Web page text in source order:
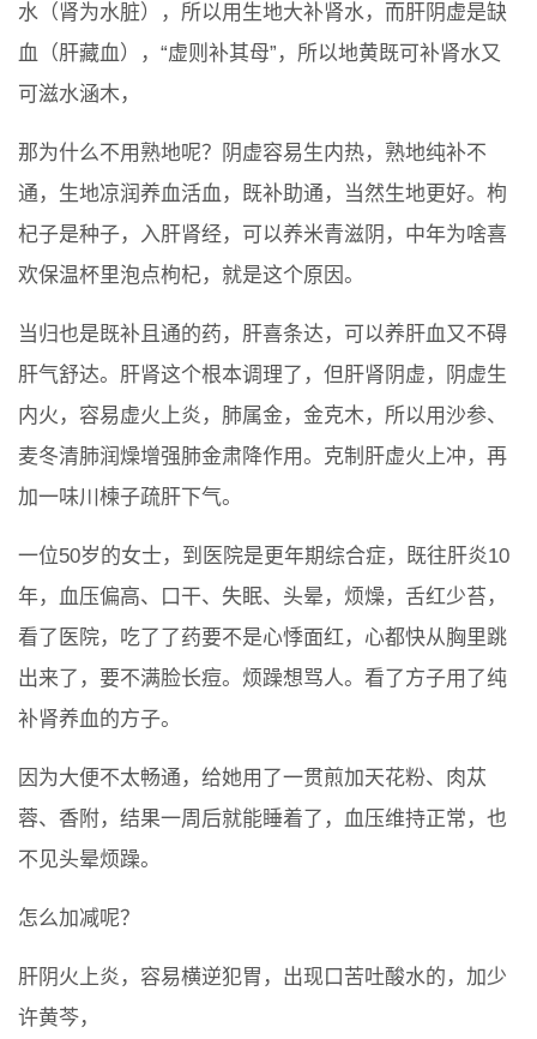
水（肾为水脏），所以用生地大补肾水，而肝阴虚是缺
血（肝藏血），“虚则补其母”，所以地黄既可补肾水又
可滋水涵木，
那为什么不用熟地呢？阴虚容易生内热，熟地纯补不
通，生地凉润养血活血，既补助通，当然生地更好。枸
杞子是种子，入肝肾经，可以养米青滋阴，中年为啥喜
欢保温杯里泡点枸杞，就是这个原因。
当归也是既补且通的药，肝喜条达，可以养肝血又不碍
肝气舒达。肝肾这个根本调理了，但肝肾阴虚，阴虚生
内火，容易虚火上炎，肺属金，金克木，所以用沙参、
麦冬清肺润燥增强肺金肃降作用。克制肝虚火上冲，再
加一味川楝子疏肝下气。
一位50岁的女士，到医院是更年期综合症，既往肝炎10
年，血压偏高、口干、失眠、头晕，烦燥，舌红少苔，
看了医院，吃了了药要不是心悸面红，心都快从胸里跳
出来了，要不满脸长痘。烦躁想骂人。看了方子用了纯
补肾养血的方子。
因为大便不太畅通，给她用了一贯煎加天花粉、肉苁
蓉、香附，结果一周后就能睡着了，血压维持正常，也
不见头晕烦躁。
怎么加减呢？
肝阴火上炎，容易横逆犯胃，出现口苦吐酸水的，加少
许黄芩，